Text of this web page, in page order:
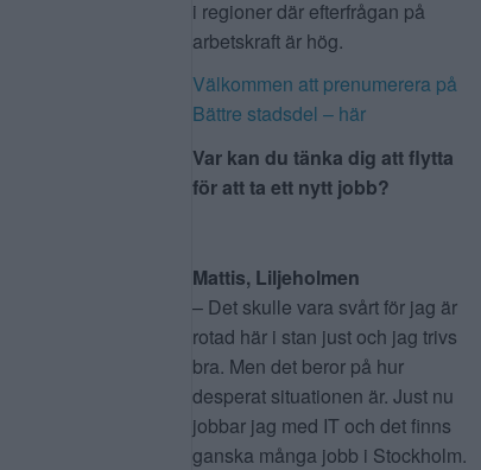
i regioner där efterfrågan på
arbetskraft är hög.
Välkommen att prenumerera på
Bättre stadsdel – här
Var kan du tänka dig att flytta
för att ta ett nytt jobb?
Mattis, Liljeholmen
– Det skulle vara svårt för jag är
rotad här i stan just och jag trivs
bra. Men det beror på hur
desperat situationen är. Just nu
jobbar jag med IT och det finns
ganska många jobb i Stockholm.